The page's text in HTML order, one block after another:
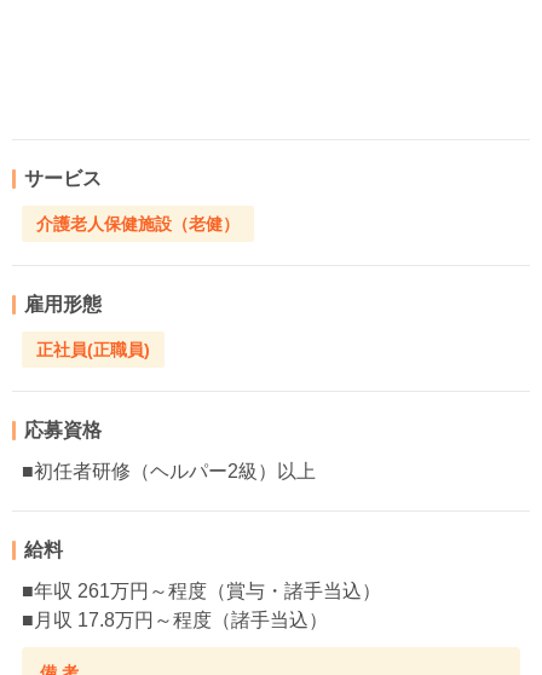
サービス
介護老人保健施設（老健）
雇用形態
正社員(正職員)
応募資格
■初任者研修（ヘルパー2級）以上
給料
■年収 261万円～程度（賞与・諸手当込）
■月収 17.8万円～程度（諸手当込）